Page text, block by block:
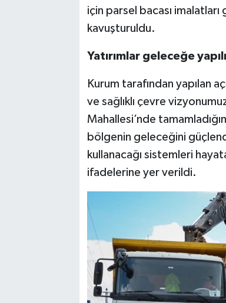
için parsel bacası imalatları
kavuşturuldu.
Yatırımlar geleceğe
Kurum tarafından yapılan
ve sağlıklı çevre
Mahallesi’nde
bölgenin geleceğini
kullanacağı sistemleri
ifadelerine yer verildi.